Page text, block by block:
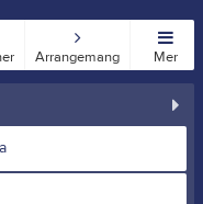
Arrangemang Mer